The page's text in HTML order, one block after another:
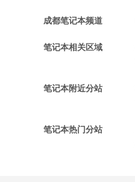
成都笔记本频道
笔记本相关区域
笔记本附近分站
笔记本热门分站